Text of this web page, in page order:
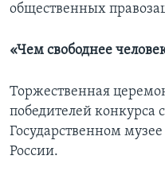
общественных
«Чем свободнее
Торжественная
победителей конкурса
Государственном
России.